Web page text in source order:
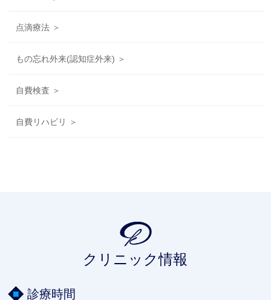
点滴療法 ＞
もの忘れ外来(認知症外来) ＞
自費検査 ＞
自費リハビリ ＞
クリニック情報
診療時間